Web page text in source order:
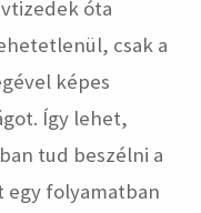
óta
csak a
képes
Így lehet,
tud beszélni a
egy folyamatban